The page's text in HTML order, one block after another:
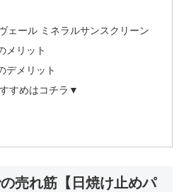
ェール ミネラルサンスクリーン
メリット
デメリット
すめはコチラ▼
売れ筋【日焼け止めパ